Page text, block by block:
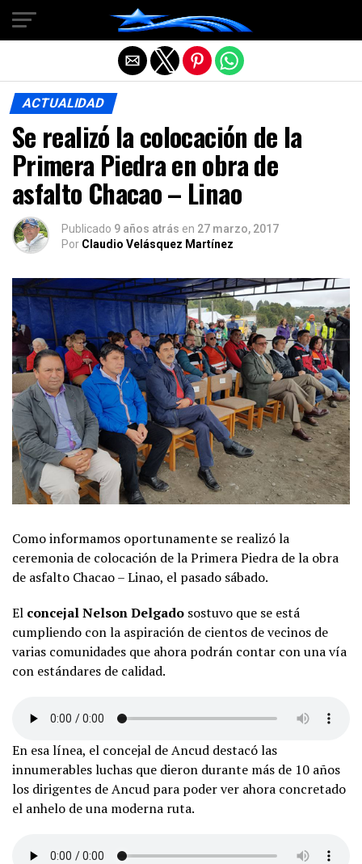
ACTUALIDAD
Se realizó la colocación de la
Primera Piedra en obra de
asfalto Chacao – Linao
Publicado 9 años atrás en 27 marzo, 2017
Por Claudio Velásquez Martínez
Como informamos oportunamente se realizó la
ceremonia de colocación de la Primera Piedra de la obra
de asfalto Chacao – Linao, el pasado sábado.
El concejal Nelson Delgado sostuvo que se está
cumpliendo con la aspiración de cientos de vecinos de
varias comunidades que ahora podrán contar con una vía
con estándares de calidad.
En esa línea, el concejal de Ancud destacó las
innumerables luchas que dieron durante más de 10 años
los dirigentes de Ancud para poder ver ahora concretado
el anhelo de una moderna ruta.
Salir de la versión móvil